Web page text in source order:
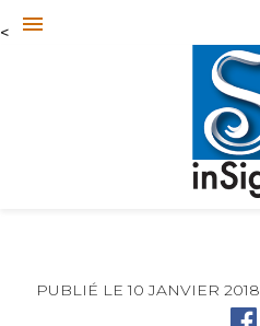
< menu
PUBLIÉ LE 10 JANVIER 2018